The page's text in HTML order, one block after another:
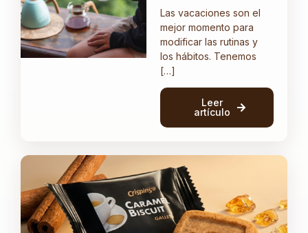
Las vacaciones son el
mejor momento para
modificar las rutinas y
los hábitos. Tenemos
[…]
Leer
artículo